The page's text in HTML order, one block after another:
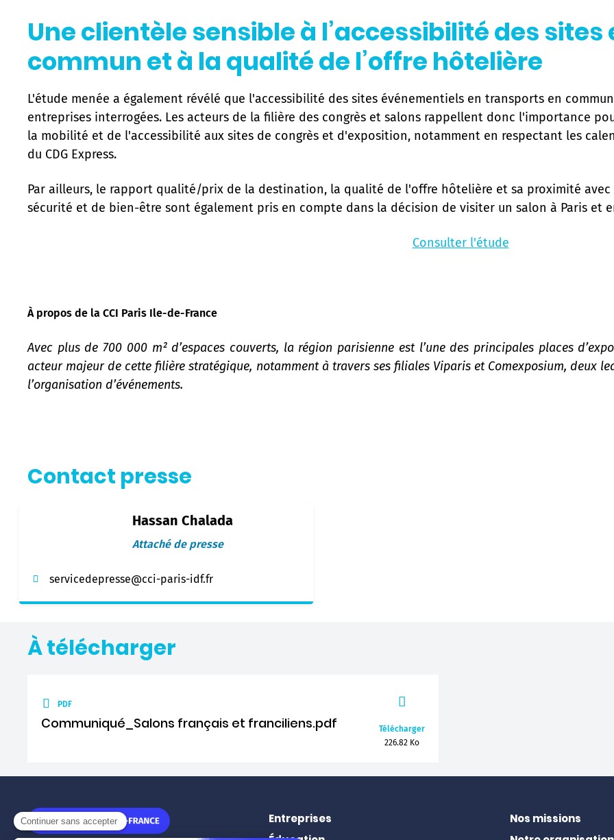
Une clientèle sensible à l’accessibilité des
commun et à la qualité de l’offre hôtelière
L'étude menée a également révélé que l'accessibilité des sites événementiels en transports en
entreprises interrogées. Les acteurs de la filière des congrès et salons rappellent donc l'importance
la mobilité et de l'accessibilité aux sites de congrès et d'exposition, notamment en respectant les
du CDG Express.
Par ailleurs, le rapport qualité/prix de la destination, la qualité de l'offre hôtelière et sa proximité
sécurité et de bien-être sont également pris en compte dans la décision de visiter un salon à Paris et
Consulter l'étude
À propos de la CCI Paris Ile-de-France
Avec plus de 700 000 m² d’espaces couverts, la région parisienne est l’une des principales places
acteur majeur de cette filière stratégique, notamment à travers ses filiales Viparis et Comexposium, deux
l’organisation d’événements.
Contact presse
Hassan Chalada
Attaché de presse
servicedepresse@cci-paris-idf.fr
À télécharger
PDF
Communiqué_Salons français et franciliens.pdf
Télécharger
226.82 Ko
Entreprises
Nos missions